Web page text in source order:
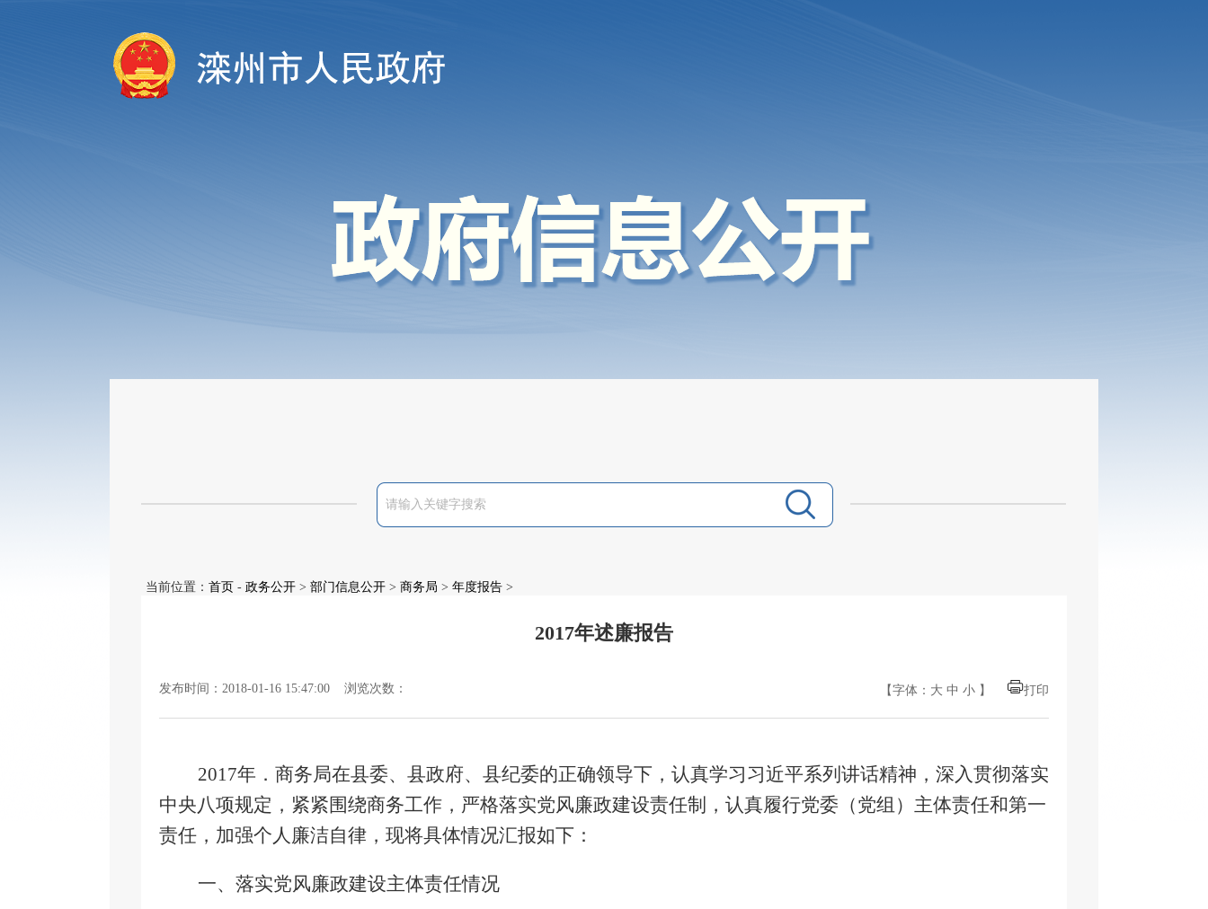
当前位置： 首页 - 政务公开 > 部门信息公开 > 商务局 > 年度报告 >
2017年述廉报告
发布时间：2018-01-16 15:47:00 浏览次数： 【字体： 大 中 小 】 打印
2017年．商务局在县委、县政府、县纪委的正确领导下，认真学习习近平系列讲话精神，深入贯彻落实
中央八项规定，紧紧围绕商务工作，严格落实党风廉政建设责任制，认真履行党委（党组）主体责任和第一
责任，加强个人廉洁自律，现将具体情况汇报如下：
一、落实党风廉政建设主体责任情况